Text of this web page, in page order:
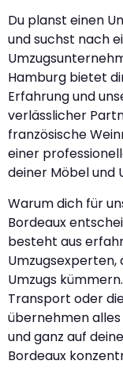
Du planst einen
und suchst nach
Hamburg bietet
Erfahrung und
verlässlicher
französische
einer
deiner Möbel und
Warum dich für
Bordeaux
besteht aus
Umzugsexperten,
Umzugs
Transport oder
übernehmen
und ganz auf
Bordeaux